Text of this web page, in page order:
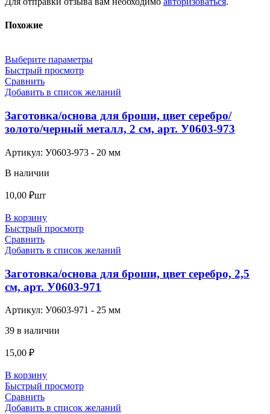
Похожие
Выберите параметры
Быстрый просмотр
Сравнить
Добавить в список желаний
Заготовка/основа для броши, цвет серебро/
золото/черный металл, 2 см, арт. У0603-973
Артикул: У0603-973 - 20 мм
В наличии
10,00 ₽шт
В корзину
Быстрый просмотр
Сравнить
Добавить в список желаний
Заготовка/основа для броши, цвет серебро, 2,5
см, арт. У0603-971
Артикул: У0603-971 - 25 мм
39 в наличии
15,00 ₽
В корзину
Быстрый просмотр
Сравнить
Добавить в список желаний